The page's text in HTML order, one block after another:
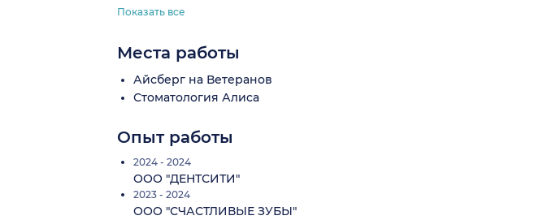
Показать все
Места работы
Айсберг на Ветеранов
Стоматология Алиса
Опыт работы
2024 - 2024
ООО "ДЕНТСИТИ"
2023 - 2024
ООО "СЧАСТЛИВЫЕ ЗУБЫ"